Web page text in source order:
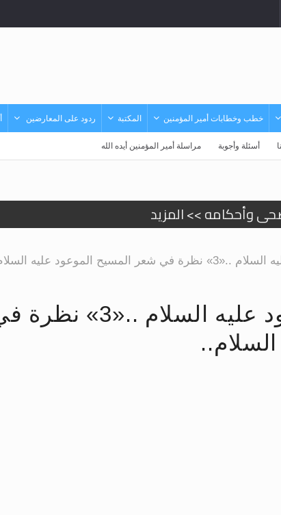
خطب وخطابات أمير المؤمنين المكتبة ردود على المعارضين
أسئلة وأجوبة مراسلة أمير المؤمنين أيده الله
وأحكامه >> المزيد
حضرة امير المؤمنين أيده الله والمكتب العربي
زكريا يطرس وأعداء الإسلام اضغط هنا >> المزيد
والمعراج >> المزيد
النبيين صلى الله عليه وسلم >> المزيد
الموعود عليه السلام..
رأيٌ في لغة المسيح الموعود عليه السلام ..«3»